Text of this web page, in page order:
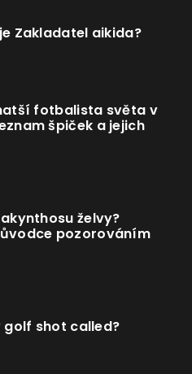
Zakladatel aikida?
fotbalista světa v
špiček a jejich
želvy?
pozorováním
golf shot called?